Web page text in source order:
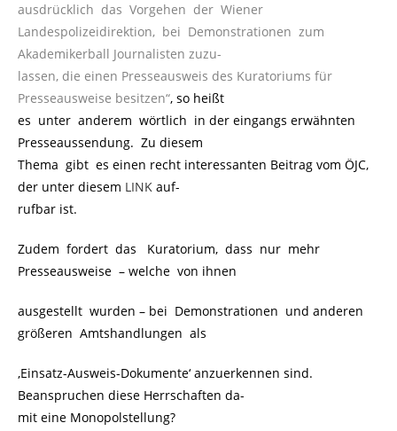
ausdrücklich das Vorgehen der Wiener
Landespolizeidirektion, bei Demonstrationen zum
Akademikerball Journalisten zuzu-
lassen, die einen Presseausweis des Kuratoriums für
Presseausweise besitzen“, so heißt
es unter anderem wörtlich in der eingangs erwähnten
Presseaussendung. Zu diesem
Thema gibt es einen recht interessanten Beitrag vom ÖJC,
der unter diesem LINK auf-
rufbar ist.
Zudem fordert das Kuratorium, dass nur mehr
Presseausweise – welche von ihnen
ausgestellt wurden – bei Demonstrationen und anderen
größeren Amtshandlungen als
‚Einsatz-Ausweis-Dokumente‘ anzuerkennen sind.
Beanspruchen diese Herrschaften da-
mit eine Monopolstellung?